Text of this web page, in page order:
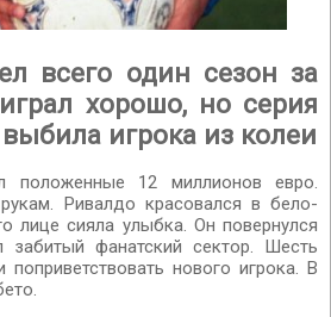
всего один сезон за
хорошо, но серия
игрока из колеи
положенные 12 миллионов евро.
Ривалдо красовался в бело-
лице сияла улыбка. Он повернулся
забитый фанатский сектор. Шесть
нового игрока. В